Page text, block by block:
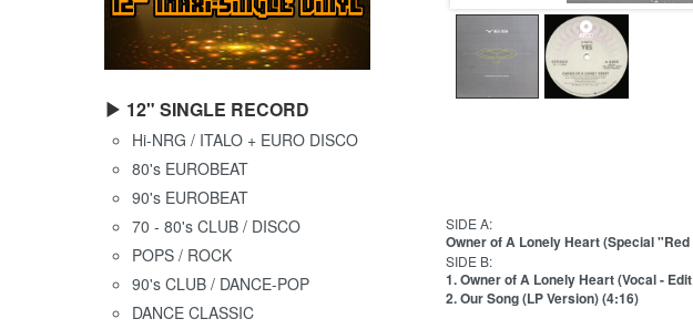
SIDE A:
Owner of A Lonely Heart (Special
SIDE B:
1. Owner of A Lonely Heart (Vocal -
2. Our Song (LP Version) (4:16)
▶ 12" SINGLE RECORD
Hi-NRG / ITALO + EURO DISCO
80's EUROBEAT
90's EUROBEAT
70 - 80's CLUB / DISCO
POPS / ROCK
90's CLUB / DANCE-POP
DANCE CLASSIC